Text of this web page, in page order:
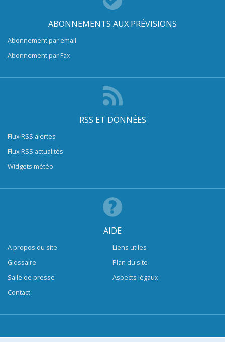
ABONNEMENTS AUX PRÉVISIONS
Abonnement par email
Abonnement par Fax
RSS ET DONNÉES
Flux RSS alertes
Flux RSS actualités
Widgets météo
AIDE
A propos du site
Glossaire
Salle de presse
Contact
Liens utiles
Plan du site
Aspects légaux